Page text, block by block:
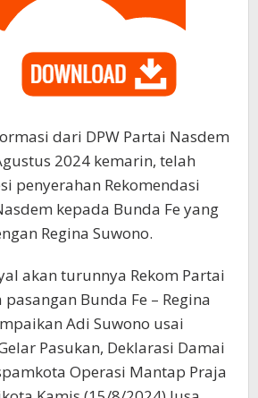
dari DPW Partai Nasdem
2024 kemarin, telah
penyerahan Rekomendasi
kepada Bunda Fe yang
Regina Suwono.
akan turunnya Rekom Partai
Bunda Fe – Regina
Adi Suwono usai
Pasukan, Deklarasi Damai
Operasi Mantap Praja